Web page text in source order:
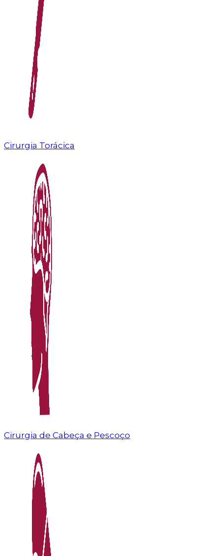
Cirurgia Torácica
Cirurgia de Cabeça e Pescoço